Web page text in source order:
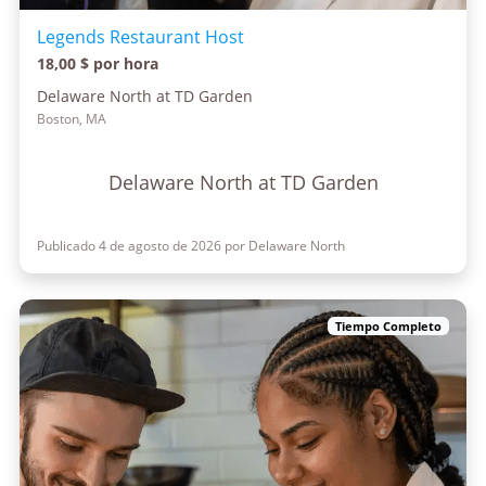
Legends Restaurant Host
18,00 $ por hora
Delaware North at TD Garden
Boston, MA
Delaware North at TD Garden
Publicado 4 de agosto de 2026 por Delaware North
Tiempo Completo